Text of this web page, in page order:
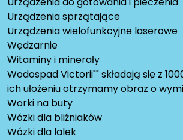
Urządzenia sprzątające
Urządzenia wielofunkcyjne laserowe
Wędzarnie
Witaminy i minerały
Wodospad Victorii"" składają się z
ich ułożeniu otrzymamy obraz o
Worki na buty
Wózki dla bliźniaków
Wózki dla lalek